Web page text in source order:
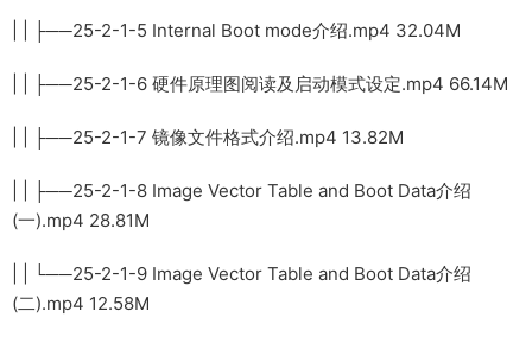
| | ├──25-2-1-5 Internal Boot mode介绍.mp4 32.04M
| | ├──25-2-1-6 硬件原理图阅读及启动模式设定.mp4 66.14M
| | ├──25-2-1-7 镜像文件格式介绍.mp4 13.82M
| | ├──25-2-1-8 Image Vector Table and Boot Data介绍
(一).mp4 28.81M
| | └──25-2-1-9 Image Vector Table and Boot Data介绍
(二).mp4 12.58M